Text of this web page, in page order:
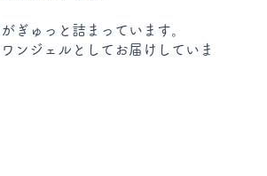
ぎゅっと詰まっています。
ンジェルとしてお届けしていま